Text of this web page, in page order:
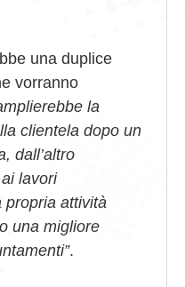
una duplice
vorranno
la
clientela dopo un
dall’altro
lavori
propria attività
una migliore
.